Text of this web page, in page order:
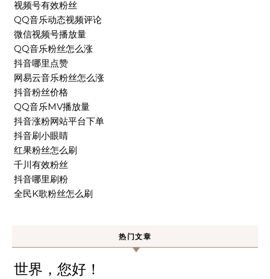
视频号有效粉丝
QQ音乐动态视频评论
微信视频号播放量
QQ音乐粉丝怎么涨
抖音哪里点赞
网易云音乐粉丝怎么涨
抖音粉丝价格
QQ音乐MV播放量
抖音涨粉网站平台下单
抖音刷小眼睛
红果粉丝怎么刷
千川有效粉丝
抖音哪里刷粉
全民K歌粉丝怎么刷
热门文章
世界，您好！